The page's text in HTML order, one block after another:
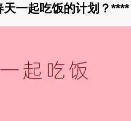
一起吃饭的计划？****